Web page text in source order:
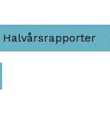
Halvårsrapporter